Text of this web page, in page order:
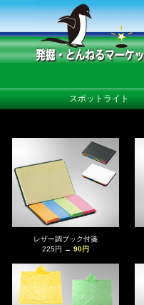
スポットライト
レザー調ブック付箋
225円 → 90円